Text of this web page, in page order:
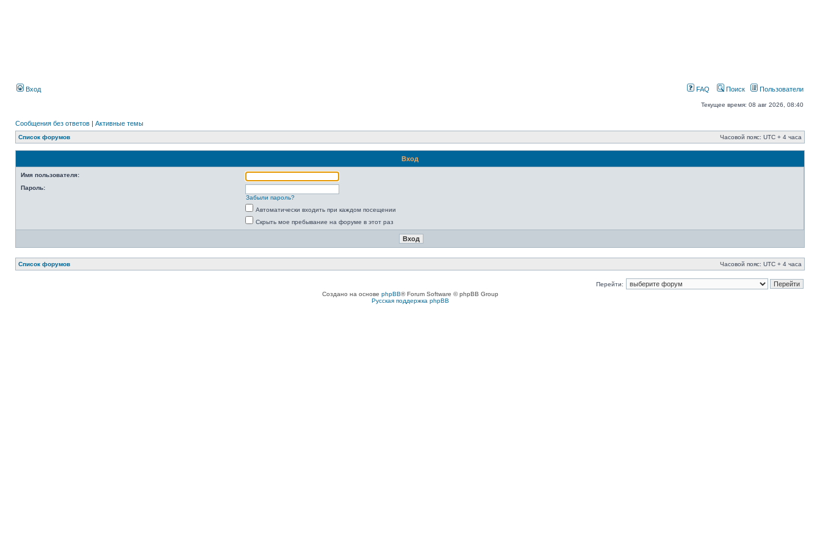
Вход FAQ Поиск Пользователи
Текущее время: 08 авг 2026, 08:40
Сообщения без ответов | Активные темы
Список форумов Часовой пояс: UTC + 4 часа
Вход
Имя пользователя:
Пароль:
Забыли пароль?
Автоматически входить при каждом посещении
Скрыть мое пребывание на форуме в этот раз
Список форумов Часовой пояс: UTC + 4 часа
Перейти:
Создано на основе phpBB® Forum Software © phpBB Group
Русская поддержка phpBB